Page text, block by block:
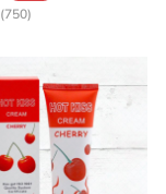
(750)